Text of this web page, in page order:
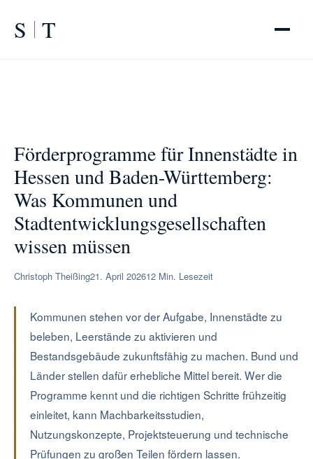
S T
Förderprogramme für Innenstädte in
Hessen und Baden-Württemberg:
Was Kommunen und
Stadtentwicklungsgesellschaften
wissen müssen
Christoph Theißing21. April 202612 Min. Lesezeit
Kommunen stehen vor der Aufgabe, Innenstädte zu
beleben, Leerstände zu aktivieren und
Bestandsgebäude zukunftsfähig zu machen. Bund und
Länder stellen dafür erhebliche Mittel bereit. Wer die
Programme kennt und die richtigen Schritte frühzeitig
einleitet, kann Machbarkeitsstudien,
Nutzungskonzepte, Projektsteuerung und technische
Prüfungen zu großen Teilen fördern lassen.